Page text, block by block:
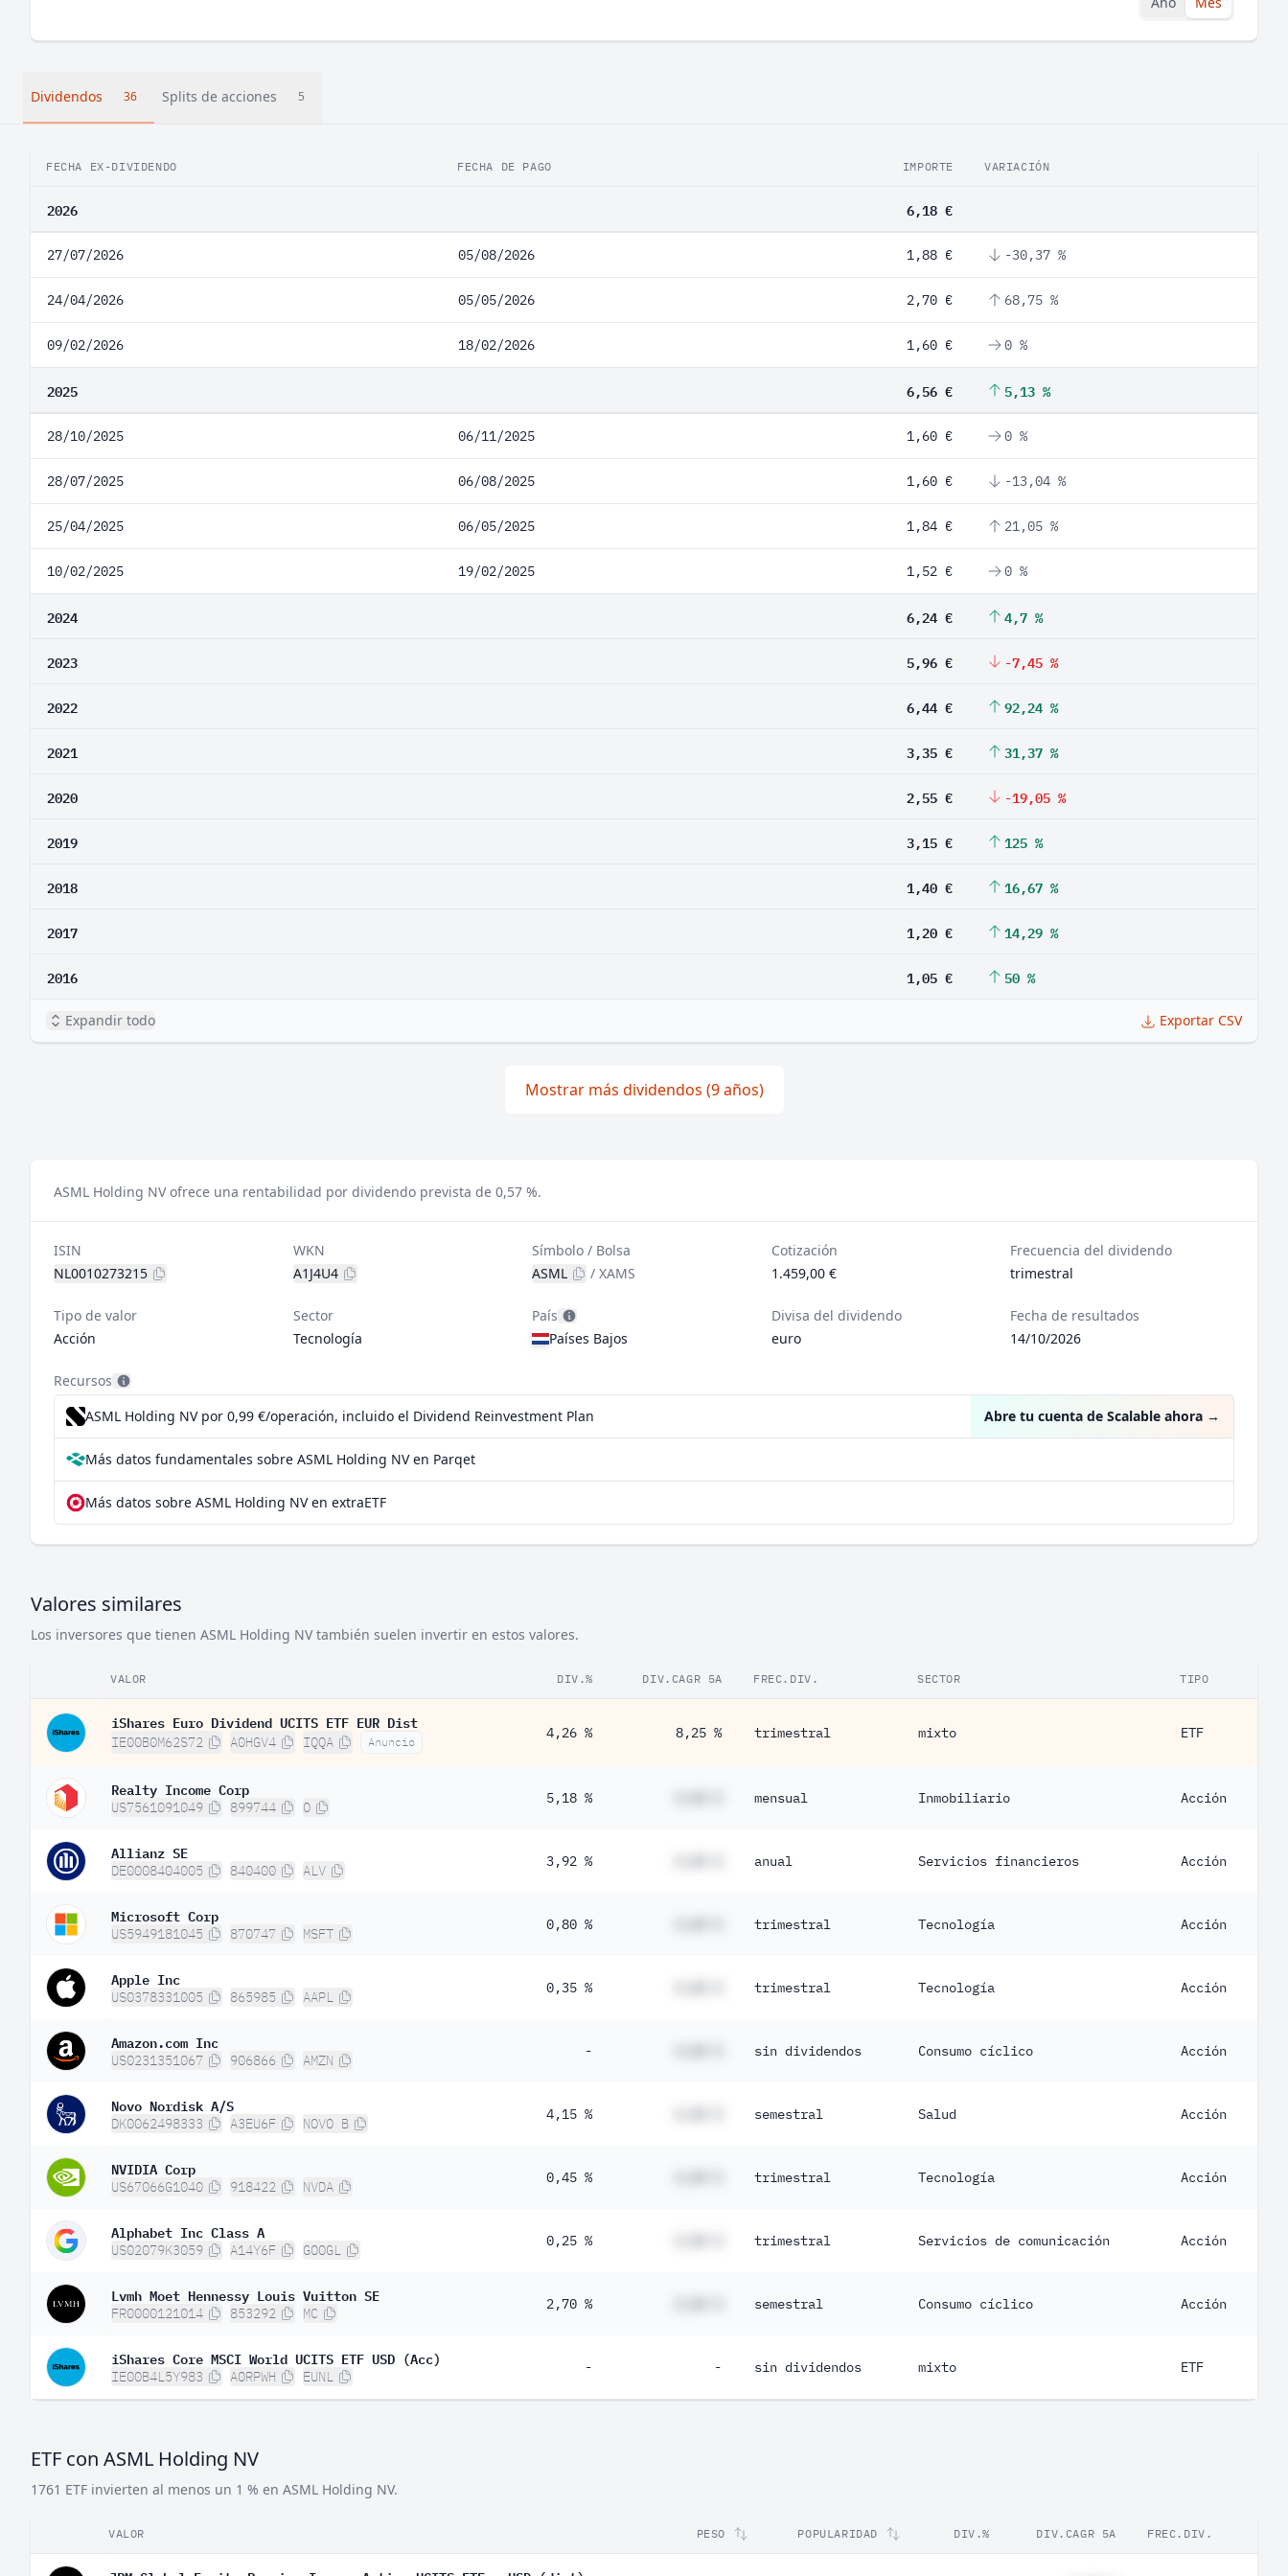
Dividendos 36 Splits de acciones 5
FECHA EX-DIVIDENDO FECHA DE PAGO IMPORTE VARIACIÓN
2026 6,18 €
27/07/2026 05/08/2026 1,88 € -30,37 %
24/04/2026 05/05/2026 2,70 € 68,75 %
09/02/2026 18/02/2026 1,60 € 0 %
2025 6,56 € 5,13 %
28/10/2025 06/11/2025 1,60 € 0 %
28/07/2025 06/08/2025 1,60 € -13,04 %
25/04/2025 06/05/2025 1,84 € 21,05 %
10/02/2025 19/02/2025 1,52 € 0 %
2024 6,24 € 4,7 %
2023 5,96 € -7,45 %
2022 6,44 € 92,24 %
2021 3,35 € 31,37 %
2020 2,55 € -19,05 %
2019 3,15 € 125 %
2018 1,40 € 16,67 %
2017 1,20 € 14,29 %
2016 1,05 € 50 %
Expandir todo Exportar CSV
Mostrar más dividendos (9 años)
ASML Holding NV ofrece una rentabilidad por dividendo prevista de 0,57 %.
ISIN
NL0010273215
WKN
A1J4U4
Símbolo / Bolsa
ASML
/XAMS
Cotización
1.459,00 €
Frecuencia del dividendo
trimestral
Tipo de valor
Acción
Sector
Tecnología
País
Países Bajos
Divisa del dividendo
euro
Fecha de resultados
14/10/2026
Recursos
ASML Holding NV por 0,99 €/operación, incluido el Dividend Reinvestment Plan
Abre tu cuenta de Scalable ahora →
Más datos fundamentales sobre ASML Holding NV en Parqet
Más datos sobre ASML Holding NV en extraETF
Valores similares
Los inversores que tienen ASML Holding NV también suelen invertir en estos valores.
VALOR DIV.% DIV.CAGR 5A FREC.DIV. SECTOR TIPO
iShares Euro Dividend UCITS ETF EUR Dist
IE00B0M62S72 A0HGV4 IQQA Anuncio
4,26 % 8,25 % trimestral mixto ETF
Realty Income Corp
US7561091049 899744 O
5,18 % mensual Inmobiliario Acción
Allianz SE
DE0008404005 840400 ALV
3,92 % anual Servicios financieros Acción
Microsoft Corp
US5949181045 870747 MSFT
0,80 % trimestral Tecnología Acción
Apple Inc
US0378331005 865985 AAPL
0,35 % trimestral Tecnología Acción
Amazon.com Inc
US0231351067 906866 AMZN
- sin dividendos Consumo cíclico Acción
Novo Nordisk A/S
DK0062498333 A3EU6F NOVO B
4,15 % semestral Salud Acción
NVIDIA Corp
US67066G1040 918422 NVDA
0,45 % trimestral Tecnología Acción
Alphabet Inc Class A
US02079K3059 A14Y6F GOOGL
0,25 % trimestral Servicios de comunicación Acción
Lvmh Moet Hennessy Louis Vuitton SE
FR0000121014 853292 MC
2,70 % semestral Consumo cíclico Acción
iShares Core MSCI World UCITS ETF USD (Acc)
IE00B4L5Y983 A0RPWH EUNL
- - sin dividendos mixto ETF
ETF con ASML Holding NV
1761 ETF invierten al menos un 1 % en ASML Holding NV.
VALOR PESO POPULARIDAD DIV.% DIV.CAGR 5A FREC.DIV.